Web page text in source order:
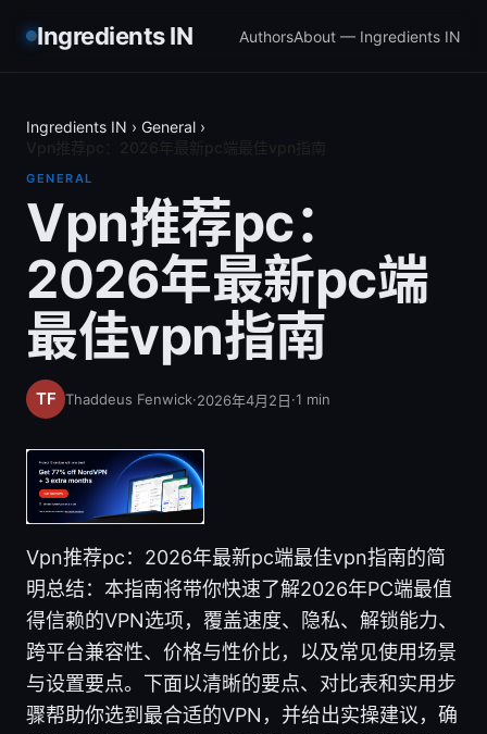
Ingredients IN AuthorsAbout — Ingredients IN
Ingredients IN › General ›
GENERAL
Vpn推荐pc：
2026年最新pc端
最佳vpn指南
Thaddeus Fenwick·2026年4月2日·1 min
Vpn推荐pc：2026年最新pc端最佳vpn指南的简
明总结：本指南将带你快速了解2026年PC端最值
得信赖的VPN选项，覆盖速度、隐私、解锁能力、
跨平台兼容性、价格与性价比，以及常见使用场景
与设置要点。下面以清晰的要点、对比表和实用步
骤帮助你选到最合适的VPN，并给出实操建议，确